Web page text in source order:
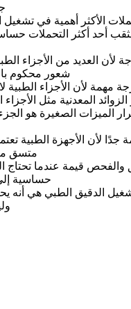
الأكثر أهمية في تشغيل
شعور محكوم
المعدنية مثل الأجزاء
متسق
حساسية